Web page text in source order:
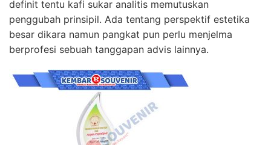
definit tentu kafi sukar analitis memutuskan
penggubah prinsipil. Ada tentang perspektif estetika
besar dikara namun pangkat pun perlu menjelma
berprofesi sebuah tanggapan advis lainnya.